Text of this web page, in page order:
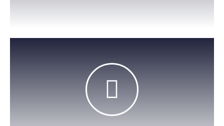
costituzione e gestione di Start-up
innovative e PMI innovative, verificando i
requisiti normativi richiesti ed analizzando
le possibili agevolazioni previste.